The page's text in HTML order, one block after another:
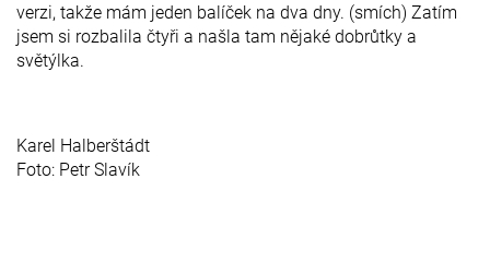
verzi, takže mám jeden balíček na dva dny. (smích) Zatím
jsem si rozbalila čtyři a našla tam nějaké dobrůtky a
světýlka.
Karel Halberštádt
Foto: Petr Slavík